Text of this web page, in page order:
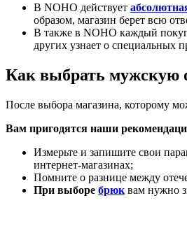
В NOHO действует
образом, магазин берет всю
В также в NOHO каждый
других узнает о специальных
Как выбрать мужскую
После выбора магазина, которому
Вам пригодятся наши
Измерьте и запишите свои
интернет-магазинах;
Помните о разнице между
При выборе брюк вам нужно